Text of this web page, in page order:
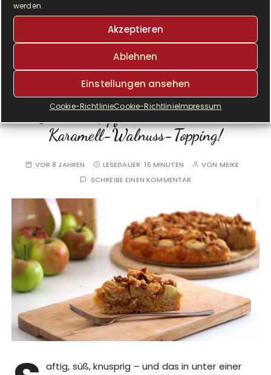
werden.
Akzeptieren
Ablehnen
Einstellungen ansehen
Cookie-RichtlinieCookie-RichtlinieImpressum
KUCHEN UND GEBÄCK
Schneller Apfelkuchen mit einem
Karamell-Walnuss-Topping!
VOR 8 JAHREN LESEDAUER:16 MINUTEN VON MEIKE
SCHREIBE EINEN KOMMENTAR
aftig, süß, knusprig – und das in unter einer